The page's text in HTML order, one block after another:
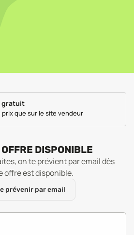
gratuit
prix que sur le site vendeur
DISPONIBLE
on te prévient par email dès
offre est disponible.
prévenir par email